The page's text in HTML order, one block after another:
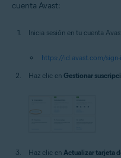
cuenta Avast:
Inicia sesión en tu cuenta
https://id.avast.com/
Haz clic en Gestionar
Haz clic en Actualizar tarjeta